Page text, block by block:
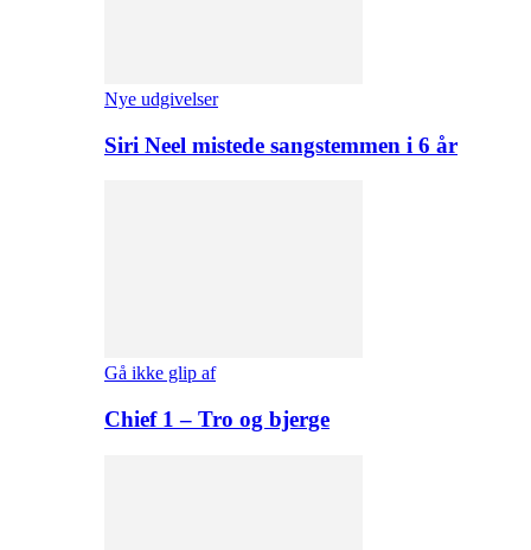
Nye udgivelser
Siri Neel mistede sangstemmen i 6 år
Gå ikke glip af
Chief 1 – Tro og bjerge